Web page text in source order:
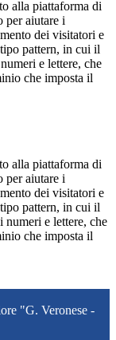
alla piattaforma di
per aiutare i
dei visitatori e
pattern, in cui il
e lettere, che
che imposta il
alla piattaforma di
per aiutare i
dei visitatori e
pattern, in cui il
numeri e lettere, che
che imposta il
"G. Veronese -